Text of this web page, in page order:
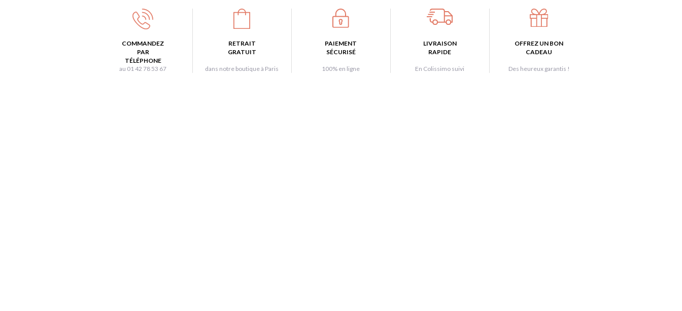
COMMANDEZ
PAR
TÉLÉPHONE
au 01 42 78 53 67
RETRAIT
GRATUIT
dans notre boutique à Paris
PAIEMENT
SÉCURISÉ
100% en ligne
LIVRAISON
RAPIDE
En Colissimo suivi
OFFREZ UN BON
CADEAU
Des heureux garantis !